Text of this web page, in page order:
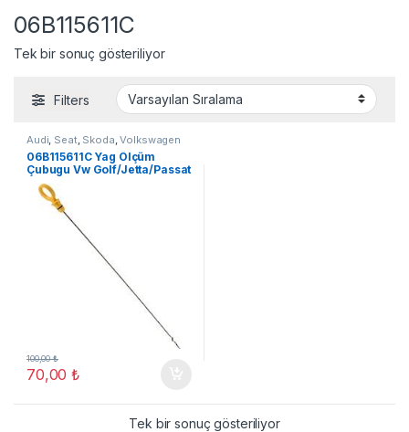
06B115611C
Tek bir sonuç gösteriliyor
Filters
Audi, Seat, Skoda,Volkswagen
06B115611C Yag Ölçüm
Çubugu Vw Golf/Jetta/Passat
70,00₺
100,00₺
Tek bir sonuç gösteriliyor